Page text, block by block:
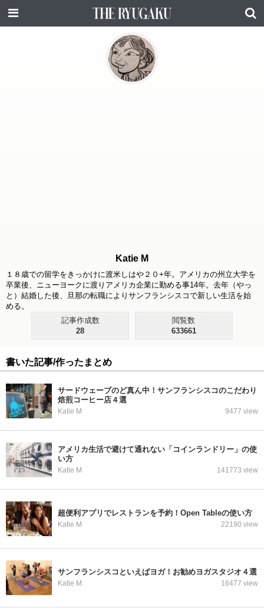
Katie M
１８歳での留学をきっかけに渡米しはや２０+年。アメリカの州立大学を
卒業後、ニューヨークに渡りアメリカ企業に勤める事14年。去年（やっ
と）結婚した後、旦那の転職によりサンフランシスコで新しい生活を始
める。
記事作成数
28
閲覧数
633661
書いた記事/作ったまとめ
サードウェーブのど真ん中！サンフランシスコのこだわり
焙煎コーヒー店４選
Katie M 9477 view
アメリカ生活で避けて通れない「コインランドリー」の使
い方
Katie M 141773 view
超便利アプリでレストランを予約！Open Tableの使い方
Katie M 22190 view
サンフランシスコといえばヨガ！お勧めヨガスタジオ４選
Katie M 16477 view